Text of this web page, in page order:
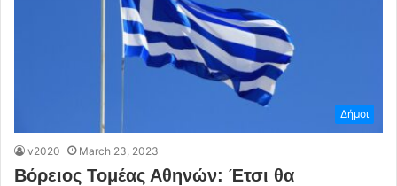
Δήμοι
v2020 March 23, 2023
Βόρειος Τομέας Αθηνών: Έτσι θα